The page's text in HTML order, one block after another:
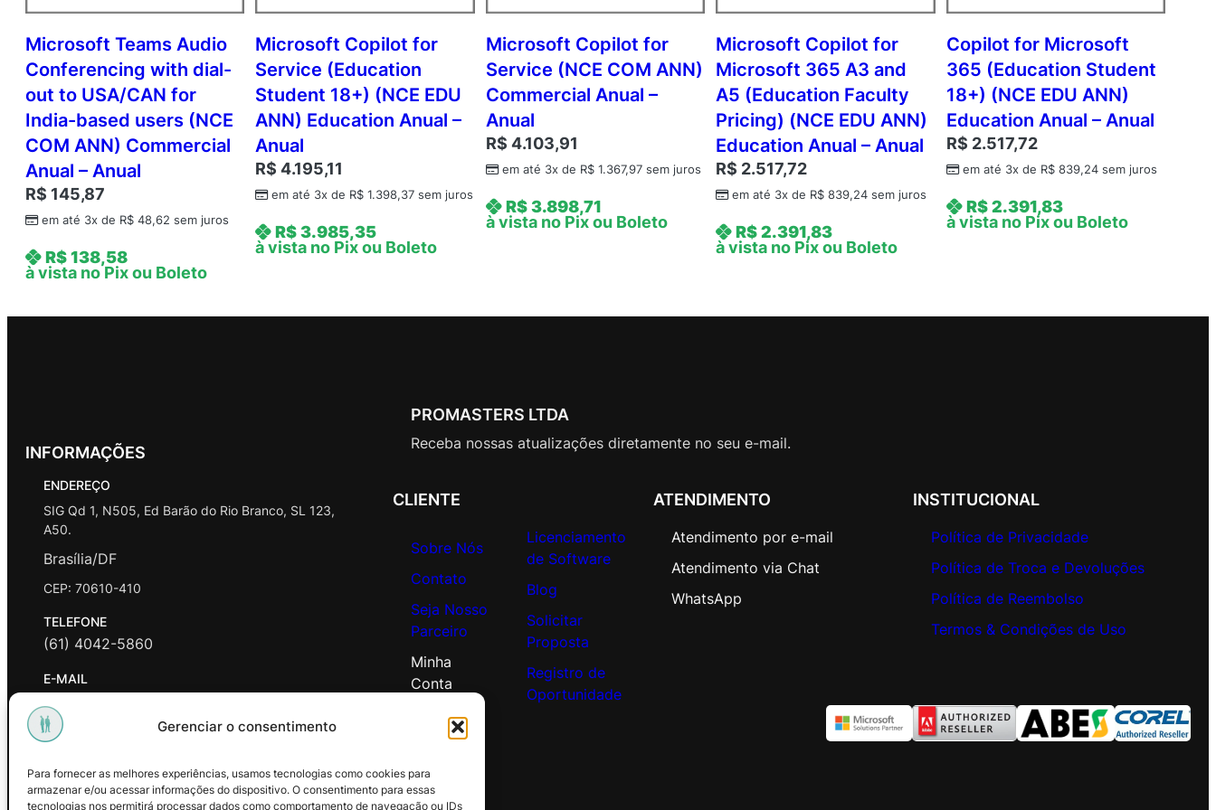
Gerenciar o consentimento
Para fornecer as melhores experiências, usamos tecnologias como cookies para
armazenar e/ou acessar informações do dispositivo. O consentimento para essas
tecnologias nos permitirá processar dados como comportamento de navegação ou IDs
m
c
A
P
A
c
a
d
m
l
e
Microsoft Teams Audio
Conferencing with dial-
out to USA/CAN for
India-based users (NCE
COM ANN) Commercial
Anual – Anual
R$ 145,87
em até 3x de R$ 48,62 sem juros
R$138,58
à vista no Pix ou Boleto
Microsoft Copilot for
Service (Education
Student 18+) (NCE EDU
ANN) Education Anual –
Anual
R$ 4.195,11
em até 3x de R$ 1.398,37 sem juros
R$3.985,35
à vista no Pix ou Boleto
Microsoft Copilot for
Service (NCE COM ANN)
Commercial Anual –
Anual
R$ 4.103,91
em até 3x de R$1.367,97sem juros
R$3.898,71
à vista no Pix ou Boleto
Microsoft Copilot for
Microsoft 365 A3 and
A5 (Education Faculty
Pricing) (NCE EDU ANN)
Education Anual – Anual
R$ 2.517,72
em até 3x de R$ 839,24 sem juros
R$2.391,83
à vista no Pix ou Boleto
Copilot for Microsoft
365 (Education Student
18+) (NCE EDU ANN)
Education Anual – Anual
R$ 2.517,72
em até 3x de R$839,24sem juros
R$2.391,83
à vista no Pix ou Boleto
INFORMAÇÕES
ENDEREÇO
SIG Qd 1, N505, Ed Barão do Rio Branco, SL 123,
A50.
Brasília/DF
CEP: 70610-410
TELEFONE
(61) 4042-5860
E-MAIL
contato@promasters.net.br
HORÁRIO DE ATENDIMENTO
Facebook Instagram Youtube
PROMASTERS LTDA
Receba nossas atualizações diretamente no seu e-mail.
CLIENTE
Sobre Nós
Contato
Seja Nosso
Parceiro
Minha
Conta
Licenciamento
de Software
Blog
Solicitar
Proposta
Registro de
Oportunidade
ATENDIMENTO
Atendimento por e-mail
Atendimento via Chat
WhatsApp
INSTITUCIONAL
Política de Privacidade
Política de Troca e Devoluções
Política de Reembolso
Termos & Condições de Uso